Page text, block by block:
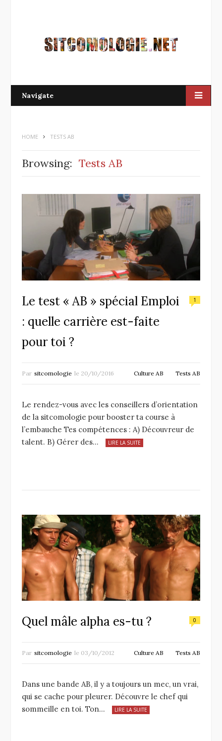
Navigate
HOME TESTS AB
Browsing: Tests AB
Le test « AB » spécial Emploi
: quelle carrière est-faite
pour toi ?
1
Par sitcomologie le 20/10/2016 Culture AB Tests AB
Le rendez-vous avec les conseillers d’orientation
de la sitcomologie pour booster ta course à
l’embauche Tes compétences : A) Découvreur de
talent. B) Gérer des…
LIRE LA SUITE
Quel mâle alpha es-tu ? 0
Par sitcomologie le 03/10/2012 Culture AB Tests AB
Dans une bande AB, il y a toujours un mec, un vrai,
qui se cache pour pleurer. Découvre le chef qui
sommeille en toi. Ton…
LIRE LA SUITE